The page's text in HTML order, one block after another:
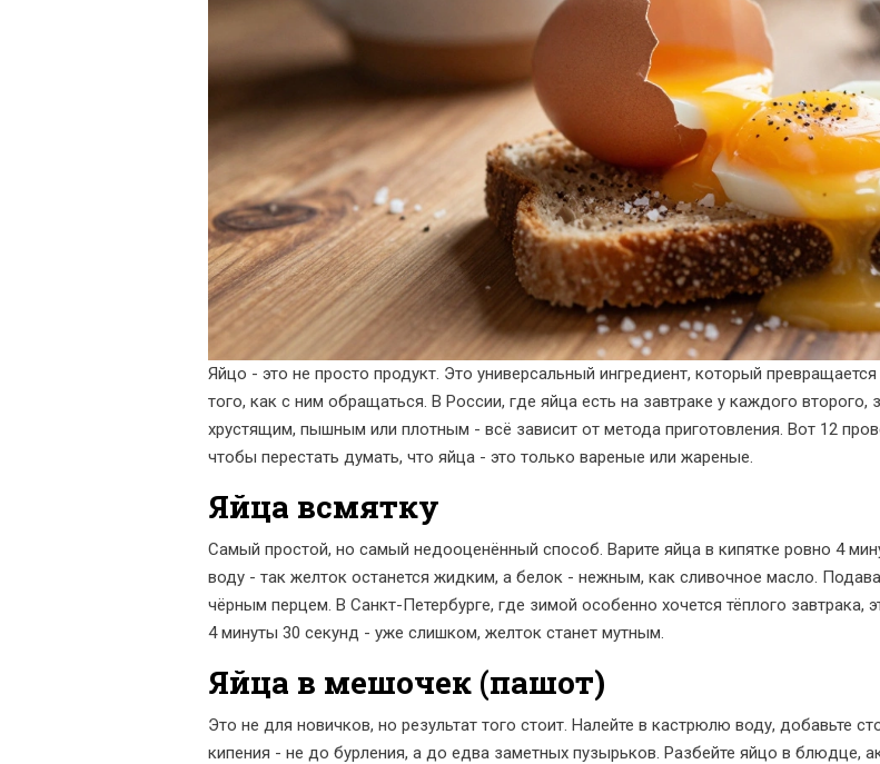
Яйцо - это не просто продукт. Это универсальный ингредиент, который
того, как с ним обращаться. В России, где яйца есть на завтраке у каждого
хрустящим, пышным или плотным - всё зависит от метода приготовления. Вот 12
чтобы перестать думать, что яйца - это только вареные или жареные.
Яйца всмятку
Самый простой, но самый недооценённый способ. Варите яйца в кипятке ровно 4
воду - так желток останется жидким, а белок - нежным, как сливочное масло.
чёрным перцем. В Санкт-Петербурге, где зимой особенно хочется тёплого завтрака,
4 минуты 30 секунд - уже слишком, желток станет мутным.
Яйца в мешочек (пашот)
Это не для новичков, но результат того стоит. Налейте в кастрюлю воду, добавьте
кипения - не до бурления, а до едва заметных пузырьков. Разбейте яйцо в блюдце,